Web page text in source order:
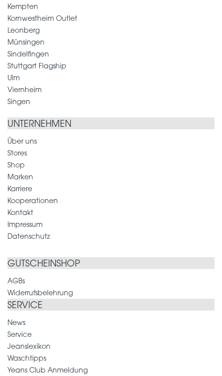
Kempten
Kornwestheim Outlet
Leonberg
Münsingen
Sindelfingen
Stuttgart Flagship
Ulm
Viernheim
Singen
UNTERNEHMEN
Über uns
Stores
Shop
Marken
Karriere
Kooperationen
Kontakt
Impressum
Datenschutz
GUTSCHEINSHOP
AGBs
Widerrufsbelehrung
SERVICE
News
Service
Jeanslexikon
Waschtipps
Yeans Club Anmeldung